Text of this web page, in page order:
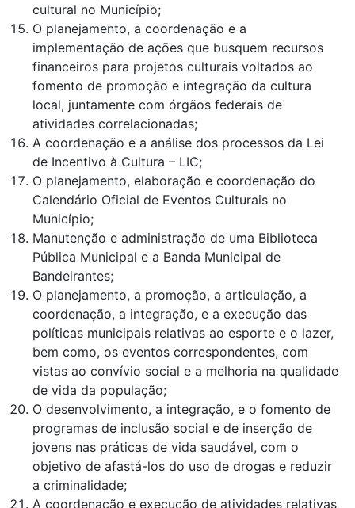
cultural no Município;
O planejamento, a coordenação e a
implementação de ações que busquem recursos
financeiros para projetos culturais voltados ao
fomento de promoção e integração da cultura
local, juntamente com órgãos federais de
atividades correlacionadas;
A coordenação e a análise dos processos da Lei
de Incentivo à Cultura – LIC;
O planejamento, elaboração e coordenação do
Calendário Oficial de Eventos Culturais no
Município;
Manutenção e administração de uma Biblioteca
Pública Municipal e a Banda Municipal de
Bandeirantes;
O planejamento, a promoção, a articulação, a
coordenação, a integração, e a execução das
políticas municipais relativas ao esporte e o lazer,
bem como, os eventos correspondentes, com
vistas ao convívio social e a melhoria na qualidade
de vida da população;
O desenvolvimento, a integração, e o fomento de
programas de inclusão social e de inserção de
jovens nas práticas de vida saudável, com o
objetivo de afastá-los do uso de drogas e reduzir
a criminalidade;
A coordenação e execução de atividades relativas